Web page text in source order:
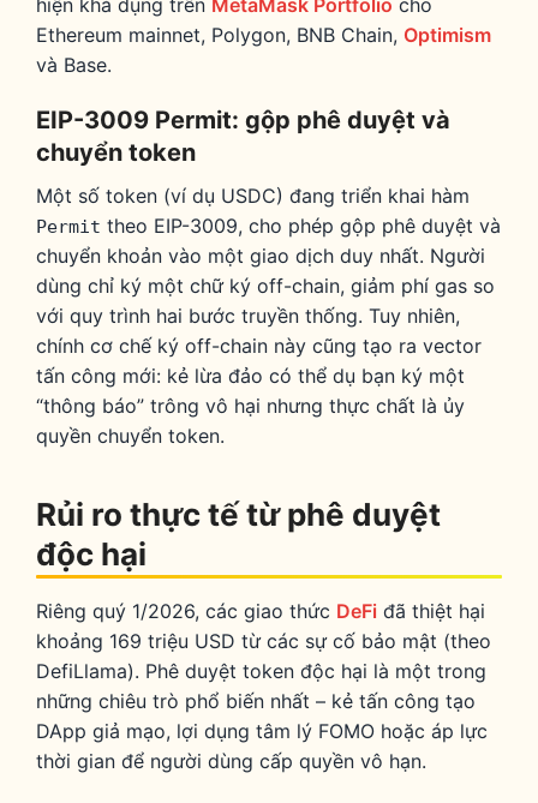
hiện khả dụng trên MetaMask Portfolio cho
Ethereum mainnet, Polygon, BNB Chain, Optimism
và Base.
EIP-3009 Permit: gộp phê duyệt và
chuyển token
Một số token (ví dụ USDC) đang triển khai hàm
Permit theo EIP-3009, cho phép gộp phê duyệt và
chuyển khoản vào một giao dịch duy nhất. Người
dùng chỉ ký một chữ ký off-chain, giảm phí gas so
với quy trình hai bước truyền thống. Tuy nhiên,
chính cơ chế ký off-chain này cũng tạo ra vector
tấn công mới: kẻ lừa đảo có thể dụ bạn ký một
“thông báo” trông vô hại nhưng thực chất là ủy
quyền chuyển token.
Rủi ro thực tế từ phê duyệt
độc hại
Riêng quý 1/2026, các giao thức DeFi đã thiệt hại
khoảng 169 triệu USD từ các sự cố bảo mật (theo
DefiLlama). Phê duyệt token độc hại là một trong
những chiêu trò phổ biến nhất – kẻ tấn công tạo
DApp giả mạo, lợi dụng tâm lý FOMO hoặc áp lực
thời gian để người dùng cấp quyền vô hạn.